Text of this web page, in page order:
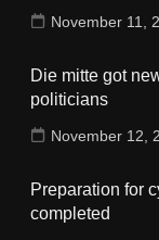
November 11,
Die mitte got
politicians
November 12,
Preparation for
completed